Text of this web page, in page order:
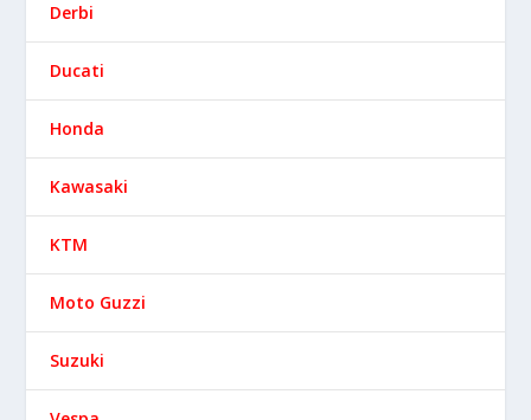
Derbi
Ducati
Honda
Kawasaki
KTM
Moto Guzzi
Suzuki